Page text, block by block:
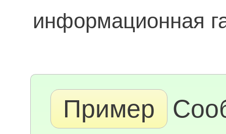
информационная
Пример